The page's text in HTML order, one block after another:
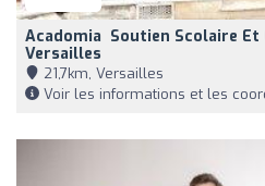
Acadomia ‍ Soutien Scolaire
Versailles
21,7km, Versailles
Voir les informations et les